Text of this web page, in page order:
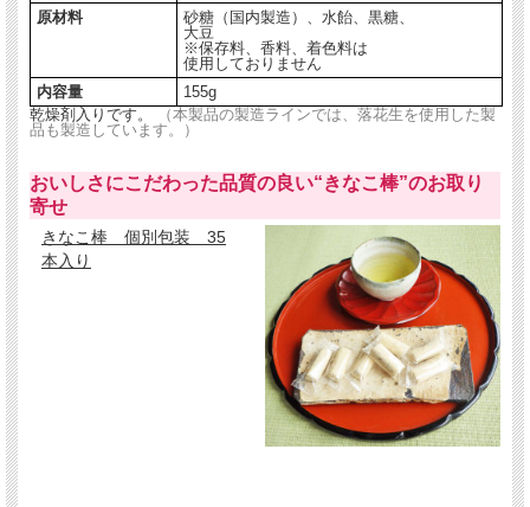
1
黒豆をお口に含んでください。
まずは沖縄産黒糖の深いコクと味わ
いじっくりご堪能ください。 （緑茶
などの日本茶とお召し上がりいただ
2
なめつづけていますと徐々にお口の
はじめます。
飴がくずれはじめたら、ゆっくり噛
んでいただくと、サクサクとした軽
煎り大豆の香ばしさがお口いっぱい
に広がり、黒糖のうまみとのバラン
一段とお楽しみいただけます。
原材料
砂糖（国内製造）、水飴、黒糖、
大豆
※保存料、香料、着色料は
使用しておりません
内容量
155g
乾燥剤入りです。
（本製品の製造ラインでは、落花生を使用した製
品も製造しています。）
おいしさにこだわった品質の良い“きなこ棒”のお取り
寄せ
きなこ棒 個別包装 35
本入り